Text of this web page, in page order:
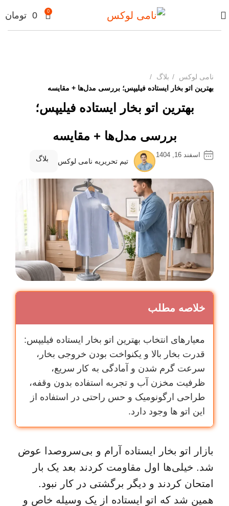
0
0 تومان
نامی لوکس
بلاگ
بهترین اتو بخار ایستاده فیلیپس؛ بررسی مدل‌ها + مقایسه
بهترین اتو بخار ایستاده فیلیپس؛
بررسی مدل‌ها + مقایسه
اسفند 16, 1404
تیم تحریریه نامی لوکس بلاگ
خلاصه مطلب
معیارهای انتخاب بهترین اتو بخار ایستاده فیلیپس:
قدرت بخار بالا و یکنواخت بودن خروجی بخار،
سرعت گرم شدن و آمادگی به کار سریع،
ظرفیت مخزن آب و تجربه استفاده بدون وقفه،
طراحی ارگونومیک و حس راحتی در استفاده از
این اتو ها وجود دارد.
بازار اتو بخار ایستاده آرام و بی‌سر‌وصدا عوض
شد. خیلی‌ها اول مقاومت کردند بعد یک بار
امتحان کردند و دیگر برگشتی در کار نبود.
همین شد که اتو ایستاده از یک وسیله خاص و